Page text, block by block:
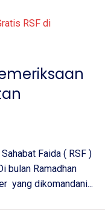
Faida ( RSF )
bulan Ramadhan
yang dikomandani...